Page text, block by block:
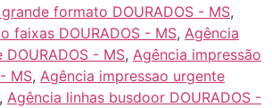
formato DOURADOS - MS,
faixas DOURADOS - MS, Agência
- MS, Agência impressão
MS, Agência impressao urgente
, Agência linhas busdoor DOURADOS -